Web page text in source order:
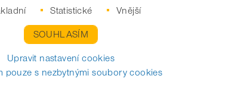
Statistické Vnější
SOUHLASÍM
Upravit nastavení cookies
pouze s nezbytnými soubory cookies